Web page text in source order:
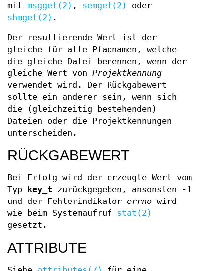
mit msgget(2) , semget(2)
oder
shmget(2) .
Der resultierende Wert ist der
gleiche für alle Pfadnamen, welche
die gleiche Datei benennen, wenn der
gleiche Wert von Projektkennung
verwendet wird. Der Rückgabewert
sollte ein anderer sein, wenn sich
die (gleichzeitig bestehenden)
Dateien oder die Projektkennungen
unterscheiden.
RÜCKGABEWERT
Bei Erfolg wird der erzeugte Wert vom
Typ
key_t zurückgegeben, ansonsten -1
und der Fehlerindikator errno wird
wie beim Systemaufruf stat(2)
gesetzt.
ATTRIBUTE